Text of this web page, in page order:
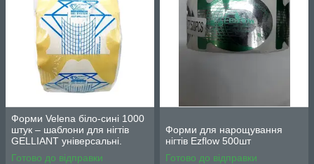
Форми Velena біло-сині 1000
штук – шаблони для нігтів
GELLIANT універсальні.
Готово до відправки
Форми для нарощування
нігтів Ezflow 500шт
Готово до відправки